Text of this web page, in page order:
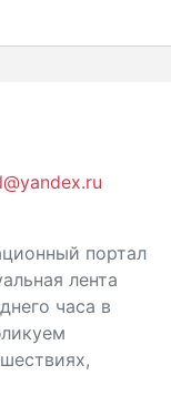
портал
лента
часа в